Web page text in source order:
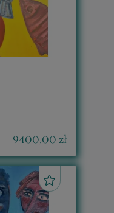
9400,00 zł